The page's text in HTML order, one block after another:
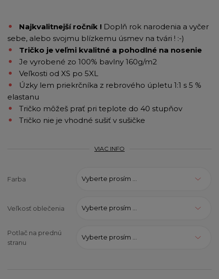
Najkvalitnejší ročník ! Doplň rok narodenia a vyčer
sebe, alebo svojmu blízkemu úsmev na tvári ! :-)
Tričko je veľmi kvalitné a pohodlné na nosenie
Je vyrobené zo 100% bavlny 160g/m2
Veľkosti od XS po 5XL
Úzky lem priekrčníka z rebrového úpletu 1:1 s 5 %
elastanu
Tričko môžeš prať pri teplote do 40 stupňov
Tričko nie je vhodné sušiť v sušičke
VIAC INFO
Farba Vyberte prosím ...
Veľkosť oblečenia Vyberte prosím ...
Potlač na prednú
stranu
Vyberte prosím ...